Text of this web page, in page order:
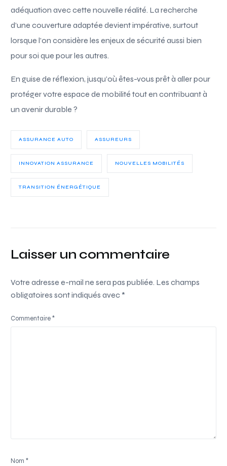
adéquation avec cette nouvelle réalité. La recherche
d’une couverture adaptée devient impérative, surtout
lorsque l’on considère les enjeux de sécurité aussi bien
pour soi que pour les autres.
En guise de réflexion, jusqu’où êtes-vous prêt à aller pour
protéger votre espace de mobilité tout en contribuant à
un avenir durable ?
ASSURANCE AUTO ASSUREURS
INNOVATION ASSURANCE NOUVELLES MOBILITÉS
TRANSITION ÉNERGÉTIQUE
Laisser un commentaire
Votre adresse e-mail ne sera pas publiée. Les champs
obligatoires sont indiqués avec *
Commentaire*
Nom*